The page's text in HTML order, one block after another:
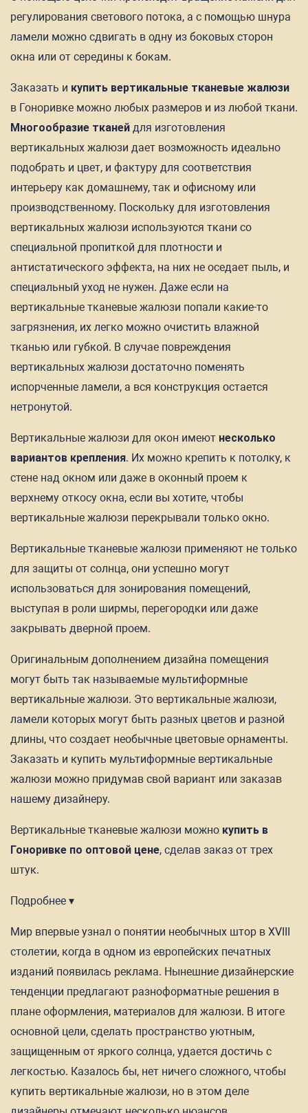
регулирования светового потока, а с помощью шнура
ламели можно сдвигать в одну из боковых сторон
окна или от середины к бокам.
Заказать и купить вертикальные тканевые жалюзи
в Гоноривке можно любых размеров и из любой ткани.
Многообразие тканей для изготовления
вертикальных жалюзи дает возможность идеально
подобрать и цвет, и фактуру для соответствия
интерьеру как домашнему, так и офисному или
производственному. Поскольку для изготовления
вертикальных жалюзи используются ткани со
специальной пропиткой для плотности и
антистатического эффекта, на них не оседает пыль, и
специальный уход не нужен. Даже если на
вертикальные тканевые жалюзи попали какие-то
загрязнения, их легко можно очистить влажной
тканью или губкой. В случае повреждения
вертикальных жалюзи достаточно поменять
испорченные ламели, а вся конструкция остается
нетронутой.
Вертикальные жалюзи для окон имеют несколько
вариантов крепления. Их можно крепить к потолку, к
стене над окном или даже в оконный проем к
верхнему откосу окна, если вы хотите, чтобы
вертикальные жалюзи перекрывали только окно.
Вертикальные тканевые жалюзи применяют не только
для защиты от солнца, они успешно могут
использоваться для зонирования помещений,
выступая в роли ширмы, перегородки или даже
закрывать дверной проем.
Оригинальным дополнением дизайна помещения
могут быть так называемые мультиформные
вертикальные жалюзи. Это вертикальные жалюзи,
ламели которых могут быть разных цветов и разной
длины, что создает необычные цветовые орнаменты.
Заказать и купить мультиформные вертикальные
жалюзи можно придумав свой вариант или заказав
нашему дизайнеру.
Вертикальные тканевые жалюзи можно купить в
Гоноривке по оптовой цене, сделав заказ от трех
штук.
Подробнее ▾
Мир впервые узнал о понятии необычных штор в XVIII
столетии, когда в одном из европейских печатных
изданий появилась реклама. Нынешние дизайнерские
тенденции предлагают разноформатные решения в
плане оформления, материалов для жалюзи. В итоге
основной цели, сделать пространство уютным,
защищенным от яркого солнца, удается достичь с
легкостью. Казалось бы, нет ничего сложного, чтобы
купить вертикальные жалюзи, но в этом деле